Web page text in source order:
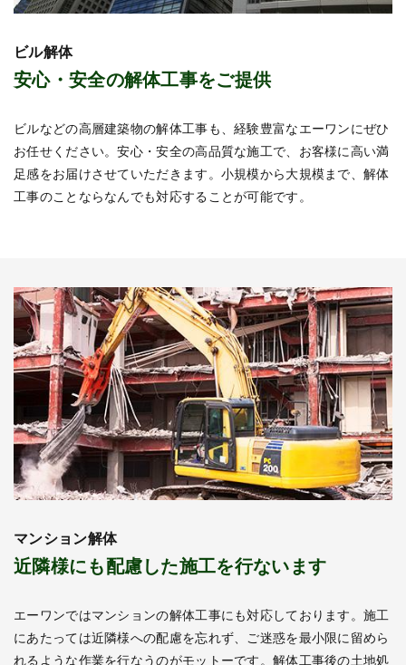
ビル解体
安心・安全の解体工事をご提供
ビルなどの高層建築物の解体工事も、経験豊富なエーワンにぜひ
お任せください。安心・安全の高品質な施工で、お客様に高い満
足感をお届けさせていただきます。小規模から大規模まで、解体
工事のことならなんでも対応することが可能です。
マンション解体
近隣様にも配慮した施工を行ないます
エーワンではマンションの解体工事にも対応しております。施工
にあたっては近隣様への配慮を忘れず、ご迷惑を最小限に留めら
れるような作業を行なうのがモットーです。解体工事後の土地処